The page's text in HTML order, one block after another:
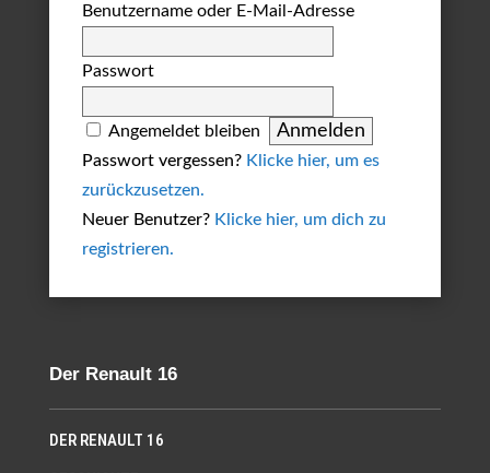
Benutzername oder E-Mail-Adresse
Passwort
Angemeldet bleiben
Passwort vergessen? Klicke hier, um es
zurückzusetzen.
Neuer Benutzer? Klicke hier, um dich zu
registrieren.
Der Renault 16
DER RENAULT 16